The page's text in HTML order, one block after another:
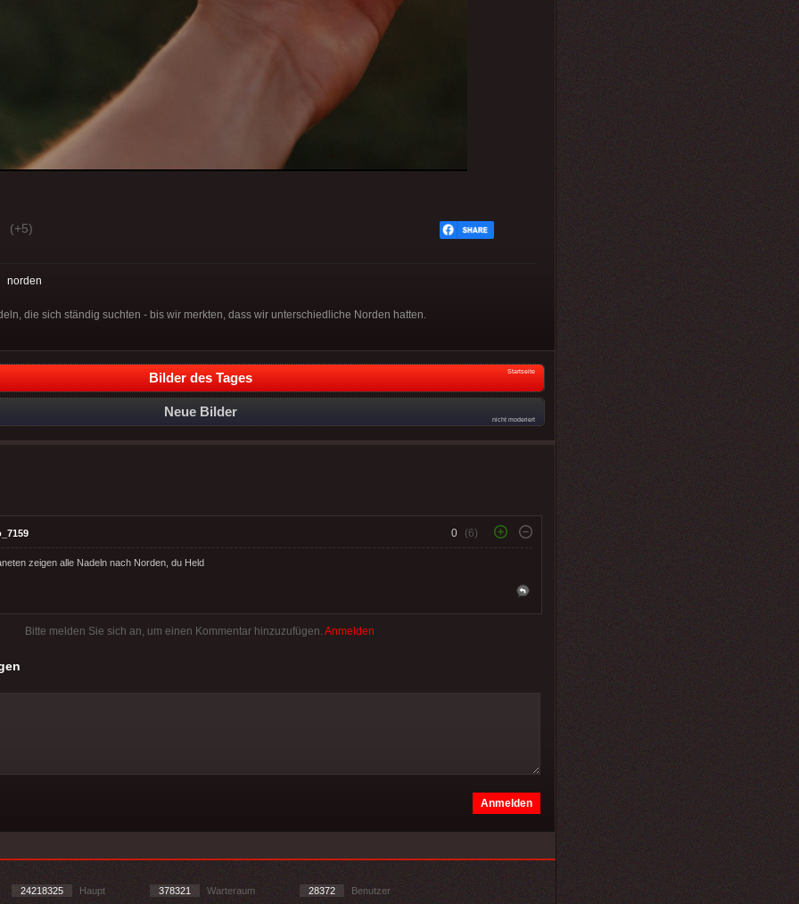
(+5)
norden
die sich ständig suchten - bis wir merkten, dass wir unterschiedliche Norden hatten.
Bilder des Tages Startseite
Neue Bilder
nicht moderiert
0 (6)
zeigen alle Nadeln nach Norden, du Held
Bitte melden Sie sich an, um einen Kommentar hinzuzufügen. Anmelden
24218325 Haupt 378321 Warteraum 28372 Benutzer